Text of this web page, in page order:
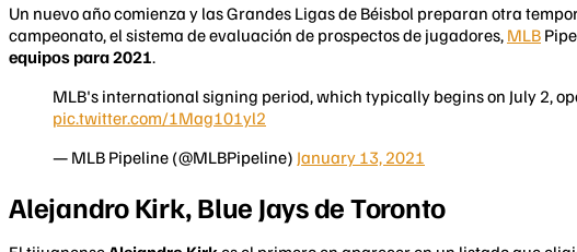
Un nuevo año comienza y las Grandes Ligas de Béisbol preparan otra
campeonato, el sistema de evaluación de prospectos de jugadores, MLB
equipos para 2021.
MLB's international signing period, which typically begins on July 2,
pic.twitter.com/1Mag101yl2
— MLB Pipeline (@MLBPipeline) January 13, 2021
Alejandro Kirk, Blue Jays de Toronto